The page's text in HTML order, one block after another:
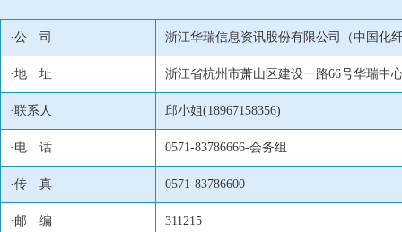
·公 司 浙江华瑞信息资讯股份有限公司（中国化
·地 址 浙江省杭州市萧山区建设一路66号华瑞中
·联系人 邱小姐(18967158356)
·电 话 0571-83786666-会务组
·传 真 0571-83786600
·邮 编 311215